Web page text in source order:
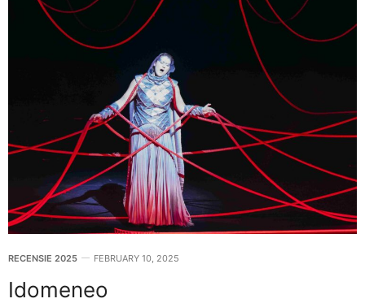
RECENSIE 2025 FEBRUARY 10, 2025
Idomeneo